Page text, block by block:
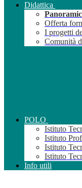
Didattica
Offerta
I progetti
Comunità
POLO
Istituto
Istituto
Istituto
Istituto
Info utili